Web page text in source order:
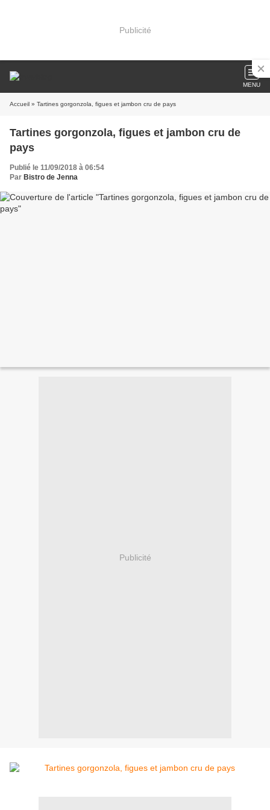
Publicité
MENU
Accueil » Tartines gorgonzola, figues et jambon cru de pays
Tartines gorgonzola, figues et jambon cru de
pays
Publié le 11/09/2018 à 06:54
Par Bistro de Jenna
Publicité